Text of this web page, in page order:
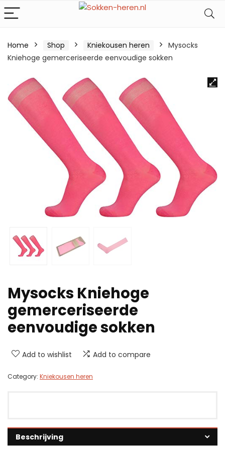
Home Shop Kniekousen heren
Mysocks
Kniehoge gemerceriseerde eenvoudige sokken
Mysocks Kniehoge
gemerceriseerde
eenvoudige sokken
Add to wishlist Add to compare
Category: Kniekousen heren
Beschrijving